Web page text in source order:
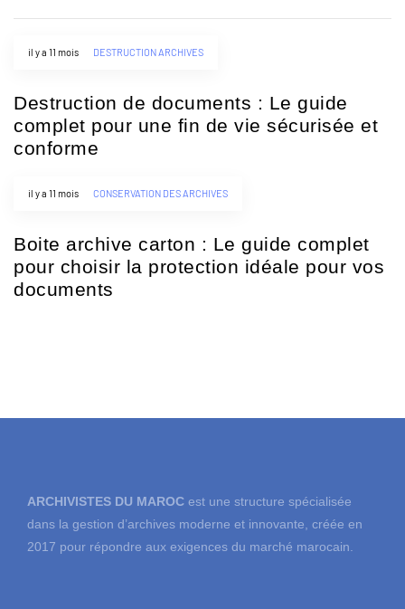
il y a 11 mois DESTRUCTION ARCHIVES
Destruction de documents : Le guide
complet pour une fin de vie sécurisée et
conforme
il y a 11 mois CONSERVATION DES ARCHIVES
Boite archive carton : Le guide complet
pour choisir la protection idéale pour vos
documents
ARCHIVISTES DU MAROC est une structure spécialisée
dans la gestion d’archives moderne et innovante, créée en
2017 pour répondre aux exigences du marché marocain.